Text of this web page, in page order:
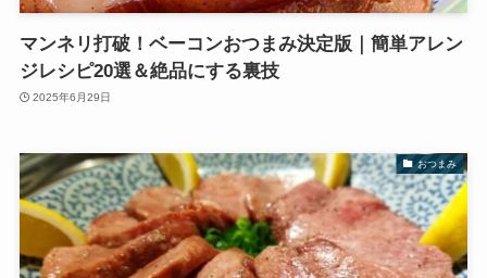
マンネリ打破！ベーコンおつまみ決定版｜簡単アレン
ジレシピ20選＆絶品にする裏技
2025年6月29日
おつまみ